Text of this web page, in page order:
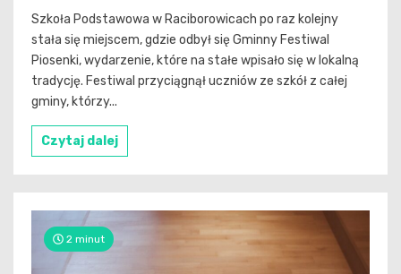
Szkoła Podstawowa w Raciborowicach po raz kolejny
stała się miejscem, gdzie odbył się Gminny Festiwal
Piosenki, wydarzenie, które na stałe wpisało się w lokalną
tradycję. Festiwal przyciągnął uczniów ze szkół z całej
gminy, którzy...
Czytaj dalej
2 minut